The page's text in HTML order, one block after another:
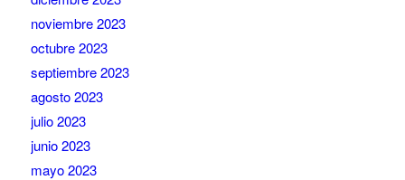
noviembre 2023
octubre 2023
septiembre 2023
agosto 2023
julio 2023
junio 2023
mayo 2023